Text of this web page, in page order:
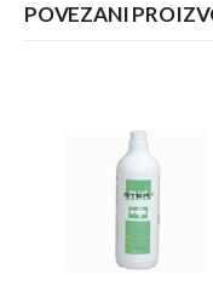
POVEZANI